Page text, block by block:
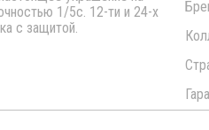
1/5с. 12-ти и 24-х
с защитой.